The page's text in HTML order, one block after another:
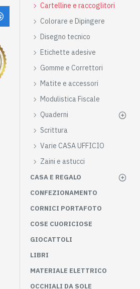
Cartelline e raccoglitori
Colorare e Dipingere
Disegno tecnico
Etichette adesive
Gomme e Correttori
Matite e accessori
Modulistica Fiscale
Quaderni
Scrittura
Varie CASA UFFICIO
Zaini e astucci
CASA E REGALO
CONFEZIONAMENTO
CORNICI PORTAFOTO
COSE CUORICIOSE
GIOCATTOLI
LIBRI
MATERIALE ELETTRICO
OCCHIALI DA SOLE